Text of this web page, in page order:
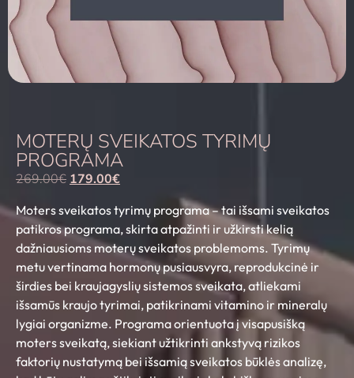
MOTERŲ SVEIKATOS TYRIMŲ
PROGRAMA
269.00€ 179.00€
Moters sveikatos tyrimų programa – tai išsami sveikatos
patikros programa, skirta atpažinti ir užkirsti kelią
dažniausioms moterų sveikatos problemoms. Tyrimų
metu vertinama hormonų pusiausvyra, reprodukcinė ir
širdies bei kraujagyslių sistemos sveikata, atliekami
išsamūs kraujo tyrimai, patikrinami vitamino ir mineralų
lygiai organizme. Programa orientuota į visapusišką
moters sveikatą, siekiant užtikrinti ankstyvą rizikos
faktorių nustatymą bei išsamią sveikatos būklės analizę,